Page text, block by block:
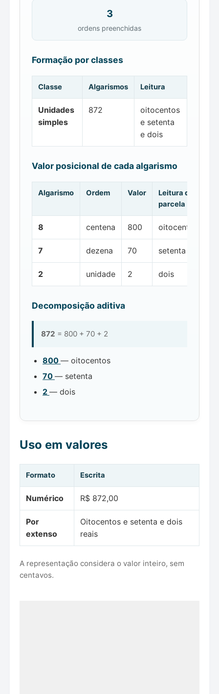
3
ordens preenchidas
Formação por classes
Classe Algarismos Leitura
Unidades
simples
872
oitocentos
e setenta
e dois
Valor posicional de cada algarismo
Algarismo Ordem Valor
Leitura da
parcela
8 centena 800 oitocentos
7 dezena 70 setenta
2 unidade 2 dois
Decomposição aditiva
872 = 800 + 70 + 2
800 — oitocentos
70 — setenta
2 — dois
Uso em valores
Formato Escrita
Numérico R$ 872,00
Por
extenso
Oitocentos e setenta e dois
reais
A representação considera o valor inteiro, sem
centavos.